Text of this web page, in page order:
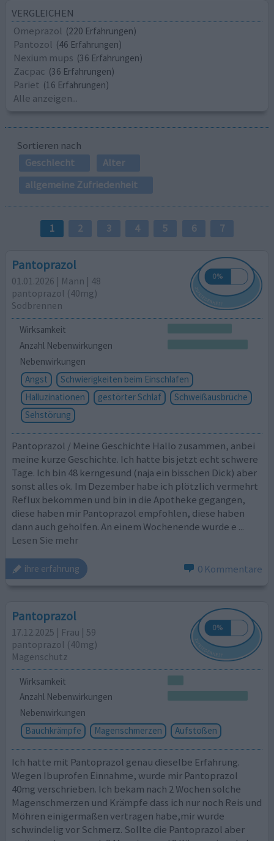
VERGLEICHEN
Omeprazol (220 Erfahrungen)
Pantozol (46 Erfahrungen)
Nexium mups (36 Erfahrungen)
Zacpac (36 Erfahrungen)
Pariet (16 Erfahrungen)
Alle anzeigen...
Sortieren nach
Geschlecht
Alter
allgemeine Zufriedenheit
1 2 3 4 5 6 7
Pantoprazol
01.01.2026 | Mann | 48
pantoprazol (40mg)
Sodbrennen
Wirksamkeit
Anzahl Nebenwirkungen
Nebenwirkungen
Angst
Schwierigkeiten beim Einschlafen
Halluzinationen
gestörter Schlaf
Schweißausbrüche
Sehstörung
Pantoprazol / Meine Geschichte Hallo zusammen, anbei
meine kurze Geschichte. Ich hatte bis jetzt echt schwere
Tage. Ich bin 48 kerngesund (naja ein bisschen Dick) aber
sonst alles ok. Im Dezember habe ich plötzlich vermehrt
Reflux bekommen und bin in die Apotheke gegangen,
diese haben mir Pantoprazol empfohlen, diese haben
dann auch geholfen. An einem Wochenende wurde e ...
Lesen Sie mehr
ihre erfahrung 0 Kommentare
Pantoprazol
17.12.2025 | Frau | 59
pantoprazol (40mg)
Magenschutz
Wirksamkeit
Anzahl Nebenwirkungen
Nebenwirkungen
Bauchkrämpfe
Magenschmerzen Aufstoßen
Ich hatte mit Pantoprazol genau dieselbe Erfahrung.
Wegen Ibuprofen Einnahme, wurde mir Pantoprazol
40mg verschrieben. Ich bekam nach 2 Wochen solche
Magenschmerzen und Krämpfe dass ich nur noch Reis und
Möhren einigermaßen vertragen habe,mir wurde
schwindelig vor Schmerz. Sollte die Pantoprazol aber